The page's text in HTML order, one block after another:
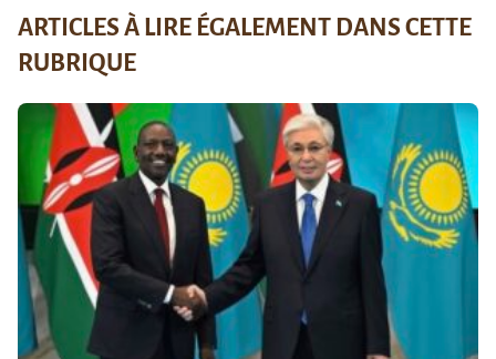
ARTICLES À LIRE ÉGALEMENT DANS CETTE
RUBRIQUE